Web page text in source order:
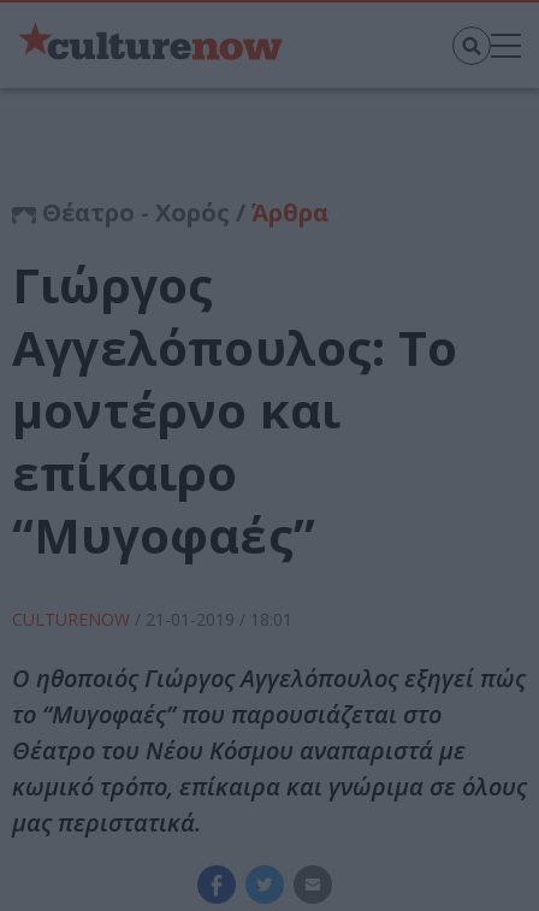
Θέατρο - Χορός /Άρθρα
Γιώργος
Αγγελόπουλος: Το
μοντέρνο και
επίκαιρο
“Μυγοφαές”
CULTURENOW / 21-01-2019 / 18:01
Ο ηθοποιός Γιώργος Αγγελόπουλος εξηγεί πώς
το “Μυγοφαές” που παρουσιάζεται στο
Θέατρο του Νέου Κόσμου αναπαριστά με
κωμικό τρόπο, επίκαιρα και γνώριμα σε όλους
μας περιστατικά.